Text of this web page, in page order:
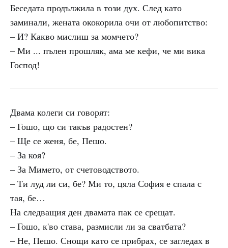
Беседата продължила в този дух. След като
заминали, жената ококорила очи от любопитство:
– И? Какво мислиш за момчето?
– Ми ... пълен прошляк, ама ме кефи, че ми вика
Господ!
Двама колеги си говорят:
– Гошо, що си такъв радостен?
– Ще се женя, бе, Пешо.
– За коя?
– За Мимето, от счетоводството.
– Ти луд ли си, бе? Ми то, цяла София е спала с
тая, бе…
На следващия ден двамата пак се срещат.
– Гошо, к'во става, размисли ли за сватбата?
– Не, Пешо. Снощи като се прибрах, се загледах в